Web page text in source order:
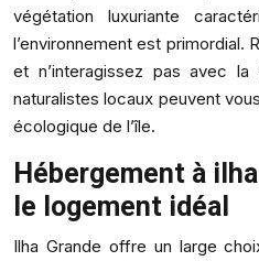
végétation luxuriante
l’environnement est primordial.
et n’interagissez pas avec
naturalistes locaux peuvent
écologique de l’île.
Hébergement à
le logement idéal
Ilha Grande offre un large